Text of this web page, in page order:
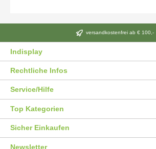
versandkostenfrei ab € 100,-
Indisplay
Rechtliche Infos
Service/Hilfe
Top Kategorien
Sicher Einkaufen
Newsletter